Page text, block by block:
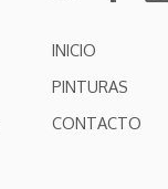
INICIO
PINTURAS
CONTACTO